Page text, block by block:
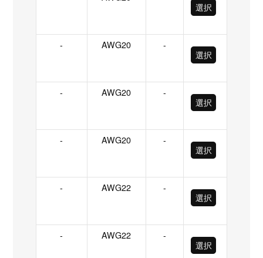
選択
- AWG20
-
選択
- AWG20
-
選択
- AWG20
-
選択
- AWG22
-
選択
- AWG22
-
選択